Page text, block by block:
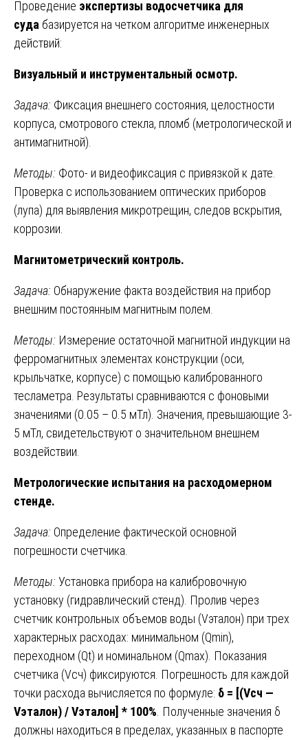
Проведение экспертизы водосчетчика для
суда базируется на четком алгоритме инженерных
действий:
Визуальный и инструментальный осмотр.
Задача: Фиксация внешнего состояния, целостности
корпуса, смотрового стекла, пломб (метрологической и
антимагнитной).
Методы: Фото- и видеофиксация с привязкой к дате.
Проверка с использованием оптических приборов
(лупа) для выявления микротрещин, следов вскрытия,
коррозии.
Магнитометрический контроль.
Задача: Обнаружение факта воздействия на прибор
внешним постоянным магнитным полем.
Методы: Измерение остаточной магнитной индукции на
ферромагнитных элементах конструкции (оси,
крыльчатке, корпусе) с помощью калиброванного
тесламетра. Результаты сравниваются с фоновыми
значениями (0.05 – 0.5 мТл). Значения, превышающие 3-
5 мТл, свидетельствуют о значительном внешнем
воздействии.
Метрологические испытания на расходомерном
стенде.
Задача: Определение фактической основной
погрешности счетчика.
Методы: Установка прибора на калибровочную
установку (гидравлический стенд). Пролив через
счетчик контрольных объемов воды (Vэталон) при трех
характерных расходах: минимальном (Qmin),
переходном (Qt) и номинальном (Qmax). Показания
счетчика (Vсч) фиксируются. Погрешность для каждой
точки расхода вычисляется по формуле: δ = [(Vсч —
Vэталон) / Vэталон] * 100% . Полученные значения δ
должны находиться в пределах, указанных в паспорте